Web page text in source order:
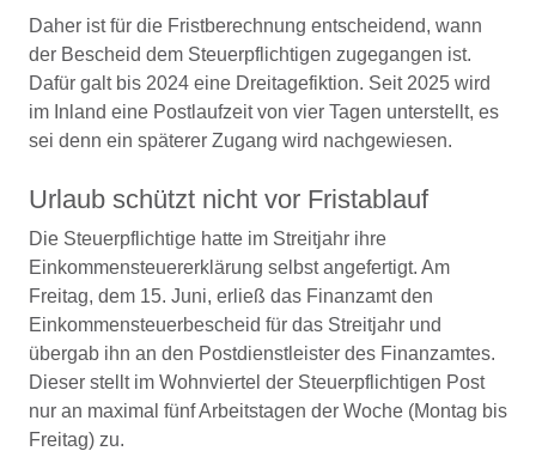
Daher ist für die Fristberechnung entscheidend, wann
der Bescheid dem Steuerpflichtigen zugegangen ist.
Dafür galt bis 2024 eine Dreitagefiktion. Seit 2025 wird
im Inland eine Postlaufzeit von vier Tagen unterstellt, es
sei denn ein späterer Zugang wird nachgewiesen.
Urlaub schützt nicht vor Fristablauf
Die Steuerpflichtige hatte im Streitjahr ihre
Einkommensteuererklärung selbst angefertigt. Am
Freitag, dem 15. Juni, erließ das Finanzamt den
Einkommensteuerbescheid für das Streitjahr und
übergab ihn an den Postdienstleister des Finanzamtes.
Dieser stellt im Wohnviertel der Steuerpflichtigen Post
nur an maximal fünf Arbeitstagen der Woche (Montag bis
Freitag) zu.